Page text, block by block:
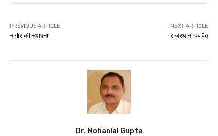
PREVIOUS ARTICLE
नागौर की स्थापना
NEXT ARTICLE
राजस्थानी दवावैत
Dr. Mohanlal Gupta